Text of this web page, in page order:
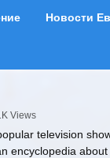
Новости
Views
television
encyclopedia